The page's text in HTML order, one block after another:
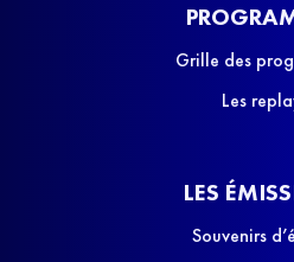
Grille des
Les
LES
Souvenirs